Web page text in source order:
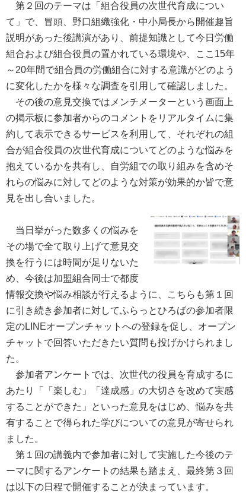
第２回のテーマは「組合役員の次世代育成につい
て」で、冒頭、野口組織強化・中小局長から開催趣旨
説明があった後講演があり、前提知識として今日労働
組合および組合役員の置かれている環境や、ここ15年
～20年間で組合員の労働組合に対する意識がどのよう
に変化したかを様々な調査を引用して確認しました。
その後の意見交換ではメンチメーターという画面上
の掲示板に参加者からのコメントをリアルタイムに集
約して表示できるサービスを利用して、それぞれの組
合が組合役員の次世代育成についてどのような悩みを
抱えているかを共有し、自労組での取り組みを含めそ
れらの悩みに対してどのような対策が効果的か皆で意
見を出し合いました。
当日挙がった数多くの悩みを
その場で全て取り上げて意見交
換を行うには時間が足りないた
め、今後は加盟組合同士で都度
情報交換や悩み相談が行えるように、こちらも第１回
に引き続き参加者に対してふらっとひろばの参加者限
定のLINEオープンチャットへの登録を促し、オープン
チャットで回答いただきたい質問も投げかけられまし
た。
参加者アンケートでは、次世代の役員を育成するに
あたり「「楽しむ」「達成感」の大切さを改めて実感
することができた」といった意見をはじめ、悩みを共
有することで得られた学びについての意見が寄せられ
ました。
第１回の講義内で参加者に対して実施した今後のテ
ーマに関するアンケートの結果も踏まえ、最終第３回
は以下の日程で開催することが決まっています。